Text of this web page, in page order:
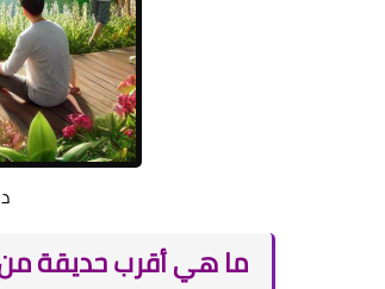
ما هي أقرب حديقة